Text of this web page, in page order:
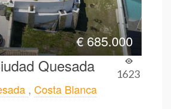
€685.000
Quesada 1623
, Costa Blanca